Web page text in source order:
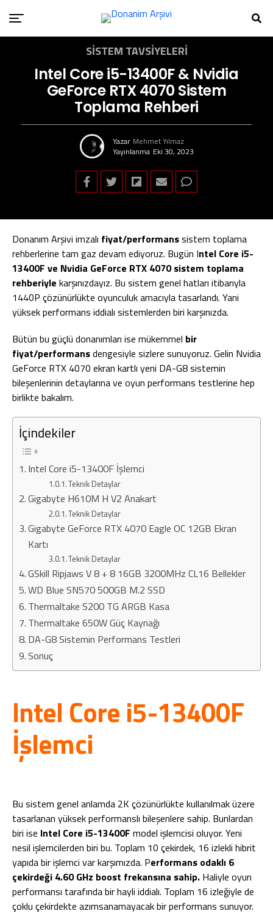
SISTEM TAVSIYELERI
Intel Core i5-13400F & Nvidia
GeForce RTX 4070 Sistem
Toplama Rehberi
Yazar Mehmet Yılmaz
Yayınlanma Eki 30, 2023
Donanım Arşivi imzalı fiyat/performanssistem toplama
rehberlerine tam gaz devam ediyoruz. Bugün Intel Core i5-
13400F ve Nvidia GeForce RTX 4070 sistem toplama
rehberiyle karşınızdayız. Bu sistem genel hatları itibarıyla
1440P çözünürlükte oyunculuk amacıyla tasarlandı. Yani
yüksek performans iddialı sistemlerden biri karşınızda.
Bütün bu güçlü donanımları ise mükemmel bir
fiyat/performansdengesiyle sizlere sunuyoruz. Gelin Nvidia
GeForce RTX 4070 ekran kartlı yeni DA-G8 sistemin
bileşenlerinin detaylarına ve oyun performans testlerine hep
birlikte bakalım.
İçindekiler
Intel Core i5-13400F İşlemci
Teknik Detaylar
Gigabyte H610M H V2 Anakart
Teknik Detaylar
Gigabyte GeForce RTX 4070 Eagle OC 12GB Ekran
Kartı
Teknik Detaylar
GSkill Ripjaws V 8 + 8 16GB 3200MHz CL16 Bellekler
WD Blue SN570 500GB M.2 SSD
Thermaltake S200 TG ARGB Kasa
Thermaltake 650W Güç Kaynağı
DA-G8 Sistemin Performans Testleri
Sonuç
Intel Core i5-13400F
İşlemci
Bu sistem genel anlamda 2K çözünürlükte kullanılmak üzere
tasarlanan yüksek performanslı bileşenlere sahip. Bunlardan
biri ise Intel Core i5-13400F model işlemcisi oluyor. Yeni
nesil işlemcilerden biri bu. Toplam 10 çekirdek, 16 izlekli hibrit
yapıda bir işlemci var karşımızda. Performans odaklı 6
çekirdeği 4.60 GHz boost frekansına sahip. Haliyle oyun
performansı tarafında bir hayli iddialı. Toplam 16 izleğiyle de
çoklu çekirdekte azımsanamayacak bir performans sunuyor.